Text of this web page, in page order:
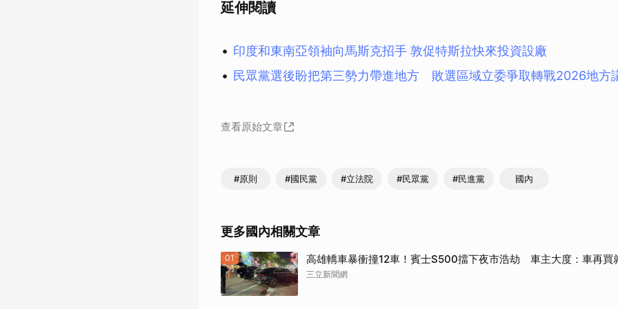
延伸閱讀
印度和東南亞領袖向馬斯克招手 敦促特斯拉快來投資設廠
民眾黨選後盼把第三勢力帶進地方 敗選區域立委爭取轉戰2026地方
查看原始文章
#原則 #國民黨 #立法院 #民眾黨 #民進黨 國內
更多國內相關文章
01 高雄轎車暴衝撞12車！賓士S500擋下夜市浩劫 車主大度：車再買
三立新聞網